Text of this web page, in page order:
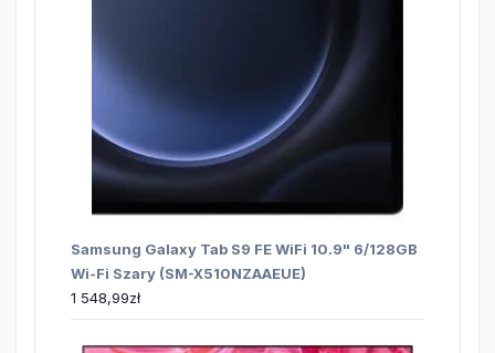
Samsung Galaxy Tab S9 FE WiFi 10.9" 6/128GB
Wi-Fi Szary (SM-X510NZAAEUE)
1 548,99zł